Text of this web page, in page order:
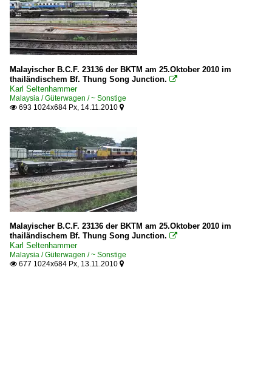
Malayischer B.C.F. 23136 der BKTM am 25.Oktober 2010 im
thailändischem Bf. Thung Song Junction. 
Karl Seltenhammer
Malaysia / Güterwagen / ~ Sonstige
 693 1024x684 Px, 14.11.2010 
Malayischer B.C.F. 23136 der BKTM am 25.Oktober 2010 im
thailändischem Bf. Thung Song Junction. 
Karl Seltenhammer
Malaysia / Güterwagen / ~ Sonstige
 677 1024x684 Px, 13.11.2010 